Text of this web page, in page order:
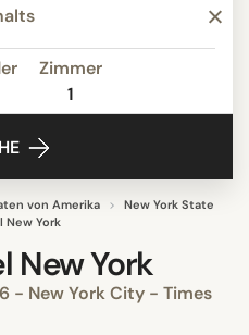
Zimmer
1
von Amerika
New York State
New York
New York
- New York City - Times